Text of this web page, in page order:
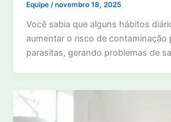
Equipe/novembro 18, 2025
Você sabia que alguns hábitos
aumentar o risco de contaminação
parasitas, gerando problemas de